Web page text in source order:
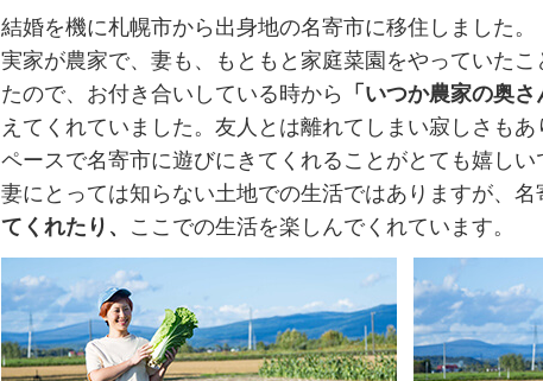
結婚を機に札幌市から出身地の名寄市に移住しました。
実家が農家で、妻も、もともと家庭菜園をやっていた
たので、お付き合いしている時から
「いつか農家の奥さ
えてくれていました。友人とは離れてしまい寂しさも
ペースで名寄市に遊びにきてくれることがとても嬉しい
妻にとっては知らない土地での生活ではありますが、名
てくれたり、 ここでの生活を楽しんでくれています。